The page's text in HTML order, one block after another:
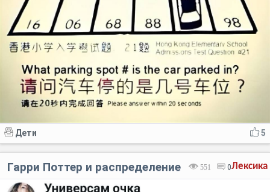
5
Дети
Лексика
551 0
Гарри Поттер и распределение